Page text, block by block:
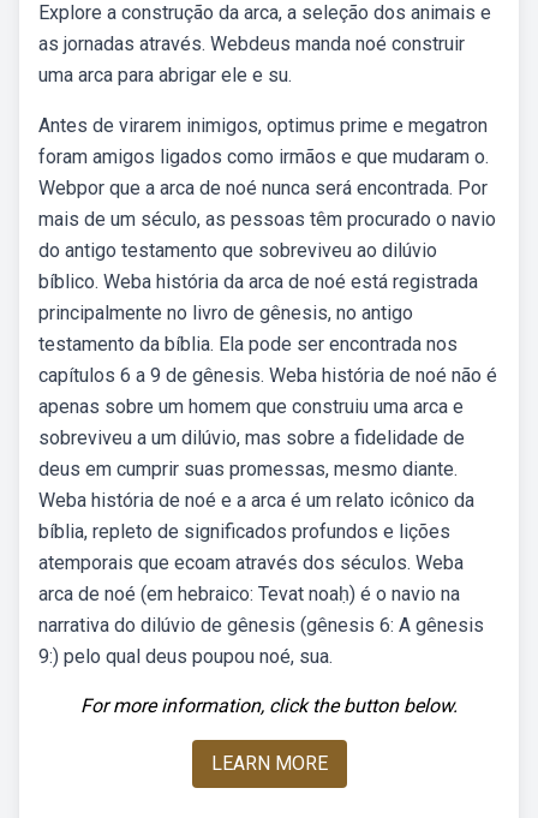
Explore a construção da arca, a seleção dos animais e
as jornadas através. Webdeus manda noé construir
uma arca para abrigar ele e su.
Antes de virarem inimigos, optimus prime e megatron
foram amigos ligados como irmãos e que mudaram o.
Webpor que a arca de noé nunca será encontrada. Por
mais de um século, as pessoas têm procurado o navio
do antigo testamento que sobreviveu ao dilúvio
bíblico. Weba história da arca de noé está registrada
principalmente no livro de gênesis, no antigo
testamento da bíblia. Ela pode ser encontrada nos
capítulos 6 a 9 de gênesis. Weba história de noé não é
apenas sobre um homem que construiu uma arca e
sobreviveu a um dilúvio, mas sobre a fidelidade de
deus em cumprir suas promessas, mesmo diante.
Weba história de noé e a arca é um relato icônico da
bíblia, repleto de significados profundos e lições
atemporais que ecoam através dos séculos. Weba
arca de noé (em hebraico: Tevat noaḥ) é o navio na
narrativa do dilúvio de gênesis (gênesis 6: A gênesis
9:) pelo qual deus poupou noé, sua.
For more information, click the button below.
LEARN MORE